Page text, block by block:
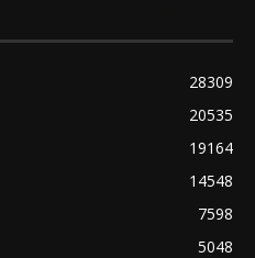
28309
20535
19164
14548
7598
5048